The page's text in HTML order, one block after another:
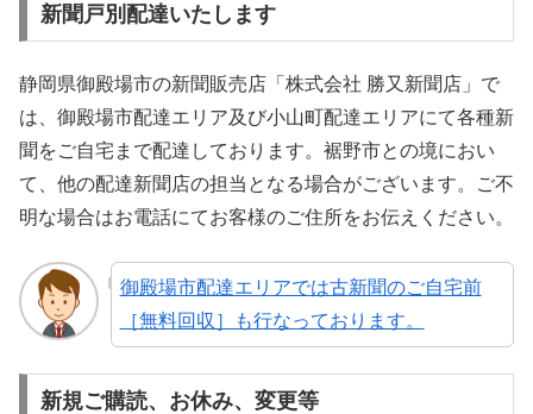
新聞戸別配達いたします
静岡県御殿場市の新聞販売店「株式会社 勝又新聞店」で
は、御殿場市配達エリア及び小山町配達エリアにて各種新
聞をご自宅まで配達しております。裾野市との境におい
て、他の配達新聞店の担当となる場合がございます。ご不
明な場合はお電話にてお客様のご住所をお伝えください。
御殿場市配達エリアでは古新聞のご自宅前
［無料回収］も行なっております。
新規ご購読、お休み、変更等